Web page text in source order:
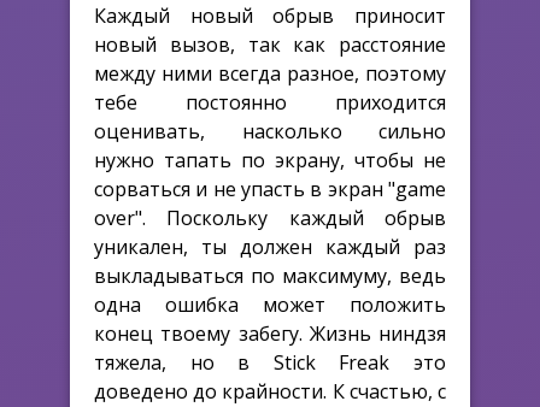
Каждый новый обрыв приносит
новый вызов, так как расстояние
между ними всегда разное, поэтому
тебе постоянно приходится
оценивать, насколько сильно
нужно тапать по экрану, чтобы не
сорваться и не упасть в экран "game
over". Поскольку каждый обрыв
уникален, ты должен каждый раз
выкладываться по максимуму, ведь
одна ошибка может положить
конец твоему забегу. Жизнь ниндзя
тяжела, но в Stick Freak это
доведено до крайности. К счастью, с